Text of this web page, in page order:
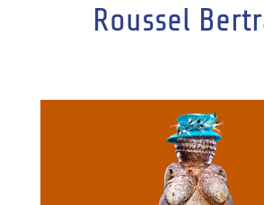
Roussel